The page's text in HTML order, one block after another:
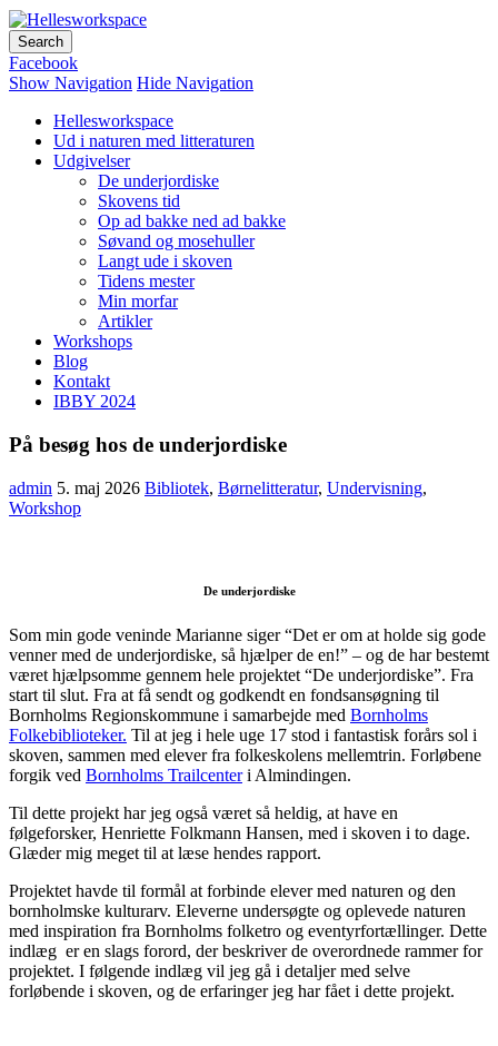
Facebook
Show Navigation Hide Navigation
Hellesworkspace
Ud i naturen med litteraturen
Udgivelser
De underjordiske
Skovens tid
Op ad bakke ned ad bakke
Søvand og mosehuller
Langt ude i skoven
Tidens mester
Min morfar
Artikler
Workshops
Blog
Kontakt
IBBY 2024
På besøg hos de underjordiske
admin 5. maj 2026 Bibliotek, Børnelitteratur, Undervisning,
Workshop
De underjordiske
Som min gode veninde Marianne siger “Det er om at holde sig gode
venner med de underjordiske, så hjælper de en!” – og de har bestemt
været hjælpsomme gennem hele projektet “De underjordiske”. Fra
start til slut. Fra at få sendt og godkendt en fondsansøgning til
Bornholms Regionskommune i samarbejde med Bornholms
Folkebiblioteker. Til at jeg i hele uge 17 stod i fantastisk forårs sol i
skoven, sammen med elever fra folkeskolens mellemtrin. Forløbene
forgik ved Bornholms Trailcenteri Almindingen.
Til dette projekt har jeg også været så heldig, at have en
følgeforsker, Henriette Folkmann Hansen, med i skoven i to dage.
Glæder mig meget til at læse hendes rapport.
Projektet havde til formål at forbinde elever med naturen og den
bornholmske kulturarv. Eleverne undersøgte og oplevede naturen
med inspiration fra Bornholms folketro og eventyrfortællinger. Dette
indlæg er en slags forord, der beskriver de overordnede rammer for
projektet. I følgende indlæg vil jeg gå i detaljer med selve
forløbende i skoven, og de erfaringer jeg har fået i dette projekt.